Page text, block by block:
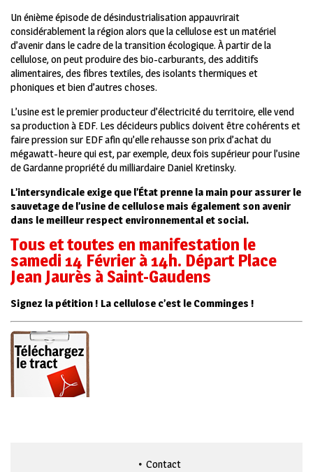
Un énième épisode de désindustrialisation appauvrirait
considérablement la région alors que la cellulose est un matériel
d’avenir dans le cadre de la transition écologique. À partir de la
cellulose, on peut produire des bio-carburants, des additifs
alimentaires, des fibres textiles, des isolants thermiques et
phoniques et bien d’autres choses.
L’usine est le premier producteur d’électricité du territoire, elle vend
sa production à EDF. Les décideurs publics doivent être cohérents et
faire pression sur EDF afin qu’elle rehausse son prix d’achat du
mégawatt-heure qui est, par exemple, deux fois supérieur pour l’usine
de Gardanne propriété du milliardaire Daniel Kretinsky.
L’intersyndicale exige que l’État prenne la main pour assurer le
sauvetage de l’usine de cellulose mais également son avenir
dans le meilleur respect environnemental et social.
Tous et toutes en manifestation le
samedi 14 Février à 14h. Départ Place
Jean Jaurès à Saint-Gaudens
Signez la pétition ! La cellulose c’est le Comminges !
Contact